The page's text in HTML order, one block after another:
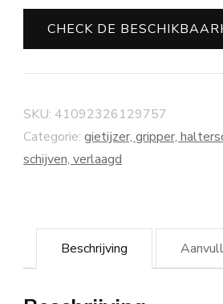
CHECK DE
SKU: 41092326129757
Categorie: gietijzer, gripper,
schijven, verlaagd
Beschrijving